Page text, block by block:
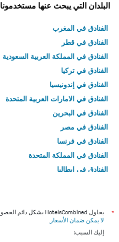
البلدان التي يبحث عنها مستخدمونا
الفنادق في المغرب
الفنادق في قطر
الفنادق في المملكة العربية السعودية
الفنادق في تركيا
الفنادق في إندونيسيا
الفنادق في الامارات العربية المتحدة
الفنادق في البحرين
الفنادق في مصر
الفنادق في فرنسا
الفنادق في المملكة المتحدة
الفنادق في إيطاليا
*
يحاول HotelsCombined بشكل دائم الحصول على الأسعار الدقيقة، ولكن
لا يمكن ضمان الأسعار .
إليك السبب: